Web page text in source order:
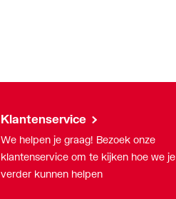
Klantenservice
We helpen je graag! Bezoek onze
klantenservice om te kijken hoe we je
verder kunnen helpen